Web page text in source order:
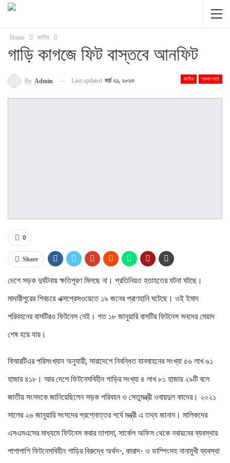
Home জাতীয়
গাড়ি কাগজে ফিট বাস্তবে আনফিট
জাতীয় প্রধান বার্তা
By Admin Last updated মার্চ ২১, ২০২৩
0
Share
দেশে সড়ক দুর্ঘটনায় ক্ষতিপূরণ মিলছে না। প্রতিনিয়ত হতাহতের ঘটনা ঘটছে।
মাদারীপুরের শিবচরে এক্সপ্রেসওয়েতে ১৯ জনের প্রাণহানি ঘটেছে। ওই ইমাদ
পরিবহনের বাসটিরও ফিটনেস নেই। গত ১৮ জানুয়ারি বাসটির ফিটনেস সনদের মেয়াদ
শেষ হয়ে যায়।
বিআরটিএর পরিসংখ্যান অনুযায়ী, সারাদেশে নিবন্ধিত যানবাহনের সংখ্যা ৫৬ লাখ ৬১
হাজার ৪১৮। আর দেশে ফিটনেসবিহীন গাড়ির সংখ্যা ৪ লাখ ৮১ হাজার ২৯টি বলে
জাতীয় সংসদকে জানিয়েছিলেন সড়ক পরিবহন ও সেতুমন্ত্রী ওবায়দুল কাদের। ২০২১
সালের ২৬ জানুয়ারি সংসদের প্রশ্নোত্তর পর্বে মন্ত্রী এ তথ্য জানান। মালিকদের
এসএমএসের মাধ্যমে ফিটনেস করার তাগাদা, সার্কেল অফিস থেকে নবায়নের ব্যবস্থার
পাশাপাশি ফিটনেসবিহীন গাড়ির বিরুদ্ধে অর্থদ-, কারাদ- ও ডাম্পিংসহ নানামুখী ব্যবস্থা